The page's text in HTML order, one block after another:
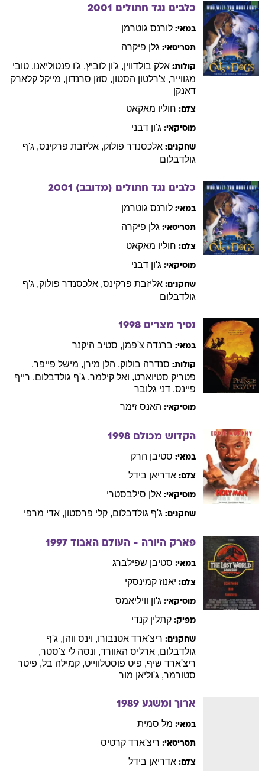
כלבים נגד חתולים 2001
במאי: לורנס גוטרמן
תסריטאי: גלן פיקרה
קולות: אלק בולדווין, ג'ון לוביץ, ג'ו פנטוליאנו, טובי
מגווייר, צ'רלטון הסטון, סוזן סרנדון, מייקל קלארק
דאנקן
צלם: חוליו מאקאט
מוסיקאי: ג'ון דבני
שחקנים: אלכסנדר פולוק, אליזבת פרקינס, ג'ף
גולדבלום
כלבים נגד חתולים (מדובב) 2001
במאי: לורנס גוטרמן
תסריטאי: גלן פיקרה
צלם: חוליו מאקאט
מוסיקאי: ג'ון דבני
שחקנים: אליזבת פרקינס, אלכסנדר פולוק, ג'ף
גולדבלום
נסיך מצרים 1998
במאי: ברנדה צ'פמן, סטיב היקנר
קולות: סנדרה בולוק, הלן מירן, מישל פייפר,
פטריק סטיוארט, ואל קילמר, ג'ף גולדבלום, רייף
פיינס, דני גלובר
מוסיקאי: האנס זימר
הקדוש מכולם 1998
במאי: סטיבן הרק
צלם: אדריאן בידל
מוסיקאי: אלן סילבסטרי
שחקנים: ג'ף גולדבלום, קלי פרסטון, אדי מרפי
פארק היורה - העולם האבוד 1997
במאי: סטיבן שפילברג
צלם: יאנוז קמינסקי
מוסיקאי: ג'ון וויליאמס
מפיק: קתלין קנדי
שחקנים: ריצ'ארד אטנבורו, וינס ווהן, ג'ף
גולדבלום, ארליס האוורד, ונסה לי צ'סטר,
ריצ'ארד שיף, פיט פוסטלווייט, קמילה בל, פיטר
סטורמר, ג'וליאן מור
ארוך ומשגע 1989
במאי: מל סמית
תסריטאי: ריצ'ארד קרטיס
צלם: אדריאן בידל